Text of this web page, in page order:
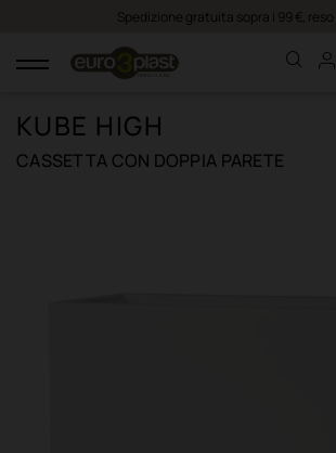
Spedizione gratuita sopra i 99 €,
navigazione
KUBE HIGH
CASSETTA CON DOPPIA PARETE